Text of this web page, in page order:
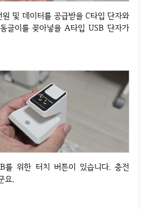
글이를 꽂아넣을 A타입 USB 단자가
요.